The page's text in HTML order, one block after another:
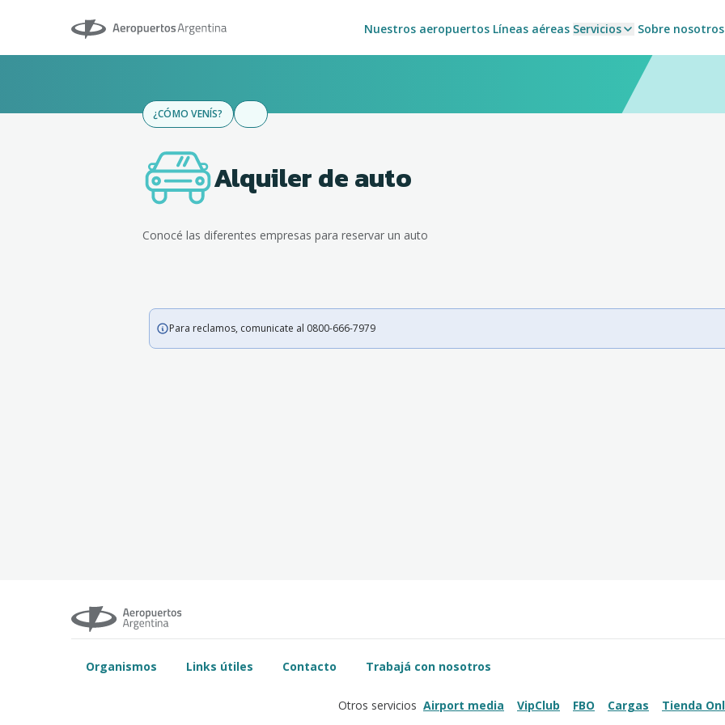
Aeropuertos Argentina Nuestros aeropuertos Líneas aéreas Servicios Sobre nosotros
¿CÓMO VENÍS?
Alquiler de auto
Conocé las diferentes empresas para reservar un auto
Para reclamos, comunicate al 0800-666-7979
Organismos Links útiles Contacto Trabajá con nosotros
Otros servicios Airport media VipClub FBO Cargas Tienda